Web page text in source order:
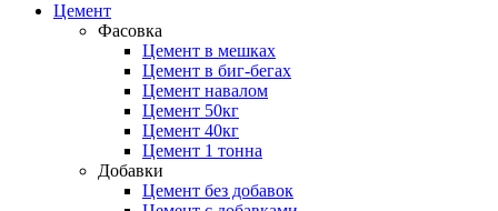
Цемент
Фасовка
Цемент в мешках
Цемент в биг-бегах
Цемент навалом
Цемент 50кг
Цемент 40кг
Цемент 1 тонна
Добавки
Цемент без добавок